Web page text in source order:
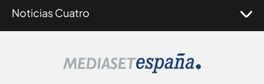
Noticias Cuatro